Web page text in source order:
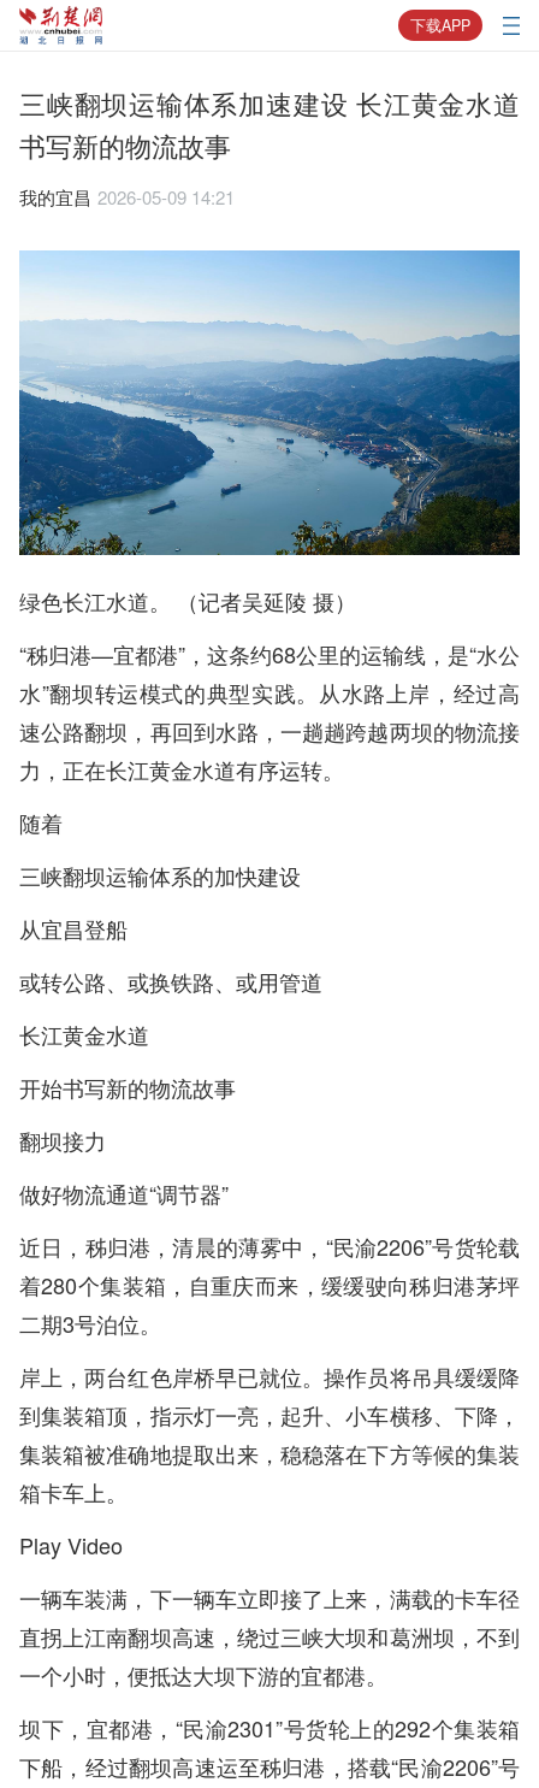
下载APP
三峡翻坝运输体系加速建设 长江黄金水道
书写新的物流故事
我的宜昌 2026-05-09 14:21
绿色长江水道。 （记者吴延陵 摄）
“秭归港—宜都港”，这条约68公里的运输线，是“水公
水”翻坝转运模式的典型实践。从水路上岸，经过高
速公路翻坝，再回到水路，一趟趟跨越两坝的物流接
力，正在长江黄金水道有序运转。
随着
三峡翻坝运输体系的加快建设
从宜昌登船
或转公路、或换铁路、或用管道
长江黄金水道
开始书写新的物流故事
翻坝接力
做好物流通道“调节器”
近日，秭归港，清晨的薄雾中，“民渝2206”号货轮载
着280个集装箱，自重庆而来，缓缓驶向秭归港茅坪
二期3号泊位。
岸上，两台红色岸桥早已就位。操作员将吊具缓缓降
到集装箱顶，指示灯一亮，起升、小车横移、下降，
集装箱被准确地提取出来，稳稳落在下方等候的集装
箱卡车上。
Play Video
一辆车装满，下一辆车立即接了上来，满载的卡车径
直拐上江南翻坝高速，绕过三峡大坝和葛洲坝，不到
一个小时，便抵达大坝下游的宜都港。
坝下，宜都港，“民渝2301”号货轮上的292个集装箱
下船，经过翻坝高速运至秭归港，搭载“民渝2206”号